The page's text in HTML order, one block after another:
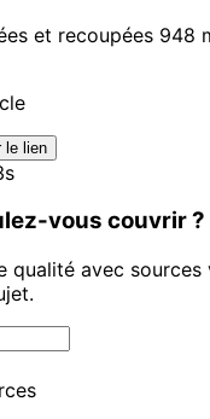
et recoupées 948
le lien
vous couvrir ?
qualité avec sources